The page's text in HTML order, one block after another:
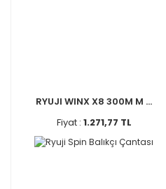
RYUJI WINX X8 300M M ...
Fiyat : 1.271,77 TL